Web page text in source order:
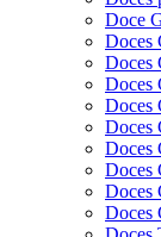
Doce
Doces
Doces
Doces
Doces
Doces
Doces
Doces
Doces
Doces